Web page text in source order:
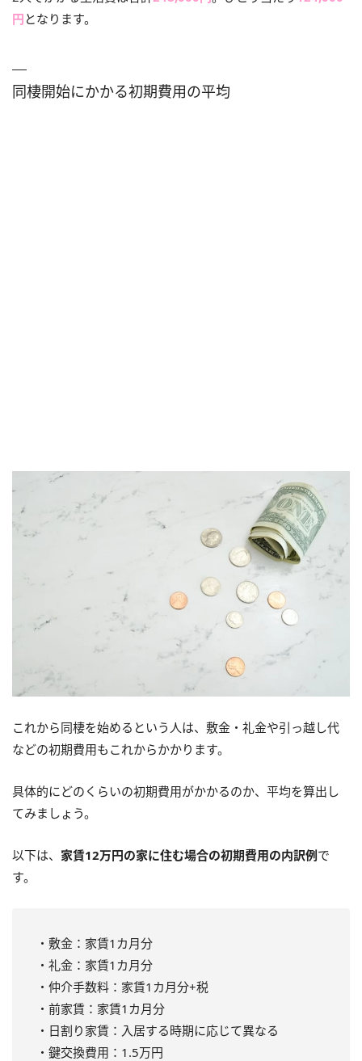
円 となります。
同棲開始にかかる初期費用の平均
これから同棲を始めるという人は、敷金・礼金や引っ越し代
などの初期費用もこれからかかります。
具体的にどのくらいの初期費用がかかるのか、平均を算出し
てみましょう。
以下は、 家賃12万円の家に住む場合の初期費用の内訳例で
す。
・敷金：家賃1カ月分
・礼金：家賃1カ月分
・仲介手数料：家賃1カ月分+税
・前家賃：家賃1カ月分
・日割り家賃：入居する時期に応じて異なる
・鍵交換費用：1.5万円